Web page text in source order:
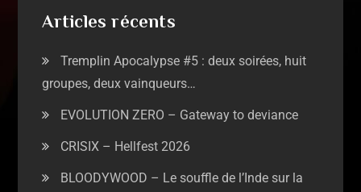
Articles récents
Tremplin Apocalypse #5 : deux soirées, huit
groupes, deux vainqueurs…
EVOLUTION ZERO – Gateway to deviance
CRISIX – Hellfest 2026
BLOODYWOOD – Le souffle de l’Inde sur la